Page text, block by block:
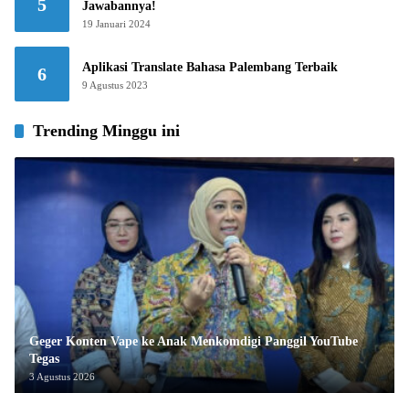
5 Jawabannya!
19 Januari 2024
6 Aplikasi Translate Bahasa Palembang Terbaik
9 Agustus 2023
Trending Minggu ini
Geger Konten Vape ke Anak Menkomdigi Panggil YouTube
Tegas
3 Agustus 2026